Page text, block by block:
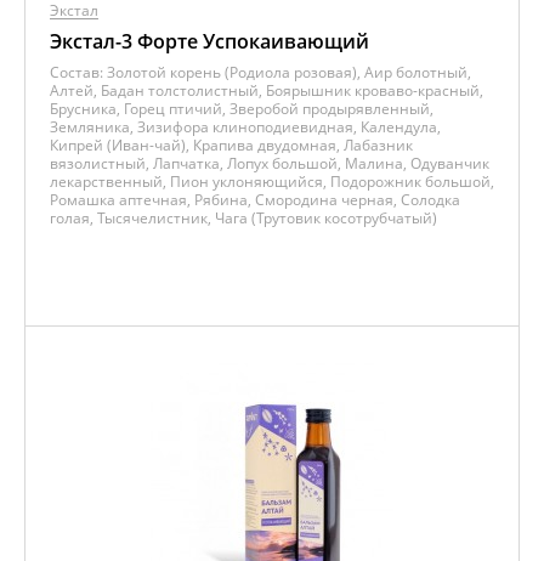
Экстал
Экстал-3 Форте Успокаивающий
Состав: Золотой корень (Родиола розовая), Аир болотный,
Алтей, Бадан толстолистный, Боярышник кроваво-красный,
Брусника, Горец птичий, Зверобой продырявленный,
Земляника, Зизифора клиноподиевидная, Календула,
Кипрей (Иван-чай), Крапива двудомная, Лабазник
вязолистный, Лапчатка, Лопух большой, Малина, Одуванчик
лекарственный, Пион уклоняющийся, Подорожник большой,
Ромашка аптечная, Рябина, Смородина черная, Солодка
голая, Тысячелистник, Чага (Трутовик косотрубчатый)